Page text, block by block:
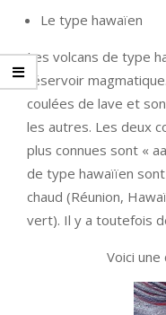
Le type hawaïen
Les volcans de type
réservoir
coulées de lave et
les autres. Les deux
plus connues sont «
de type hawaïïen
chaud (Réunion,
vert). Il y a toutefois
Voici